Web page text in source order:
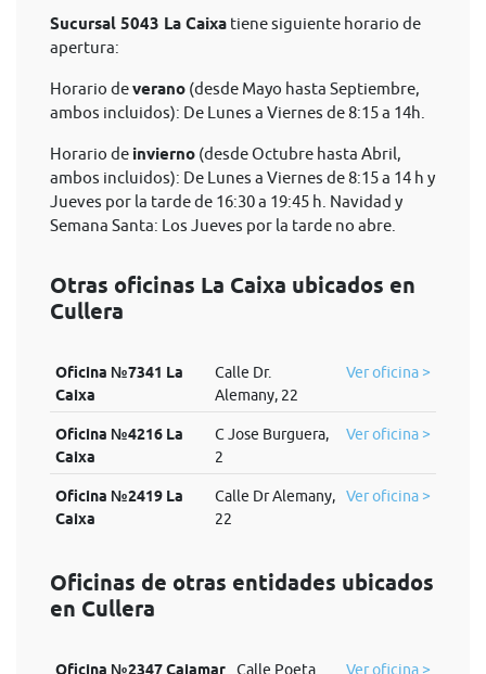
Sucursal 5043 La Caixa tiene siguiente horario de
apertura:
Horario deverano (desde Mayo hasta Septiembre,
ambos incluidos): De Lunes a Viernes de 8:15 a 14h.
Horario de invierno (desde Octubre hasta Abril,
ambos incluidos): De Lunes a Viernes de 8:15 a 14 h y
Jueves por la tarde de 16:30 a 19:45 h. Navidad y
Semana Santa: Los Jueves por la tarde no abre.
Otras oficinas La Caixa ubicados en
Cullera
Oficina №7341 La
Caixa
Calle Dr.
Alemany, 22
Ver oficina >
Oficina №4216 La
Caixa
C Jose Burguera,
2
Ver oficina >
Oficina №2419 La
Caixa
Calle Dr Alemany,
22
Ver oficina >
Oficinas de otras entidades ubicados
en Cullera
Oficina №2347 Cajamar
Calle Poeta
Ver oficina >